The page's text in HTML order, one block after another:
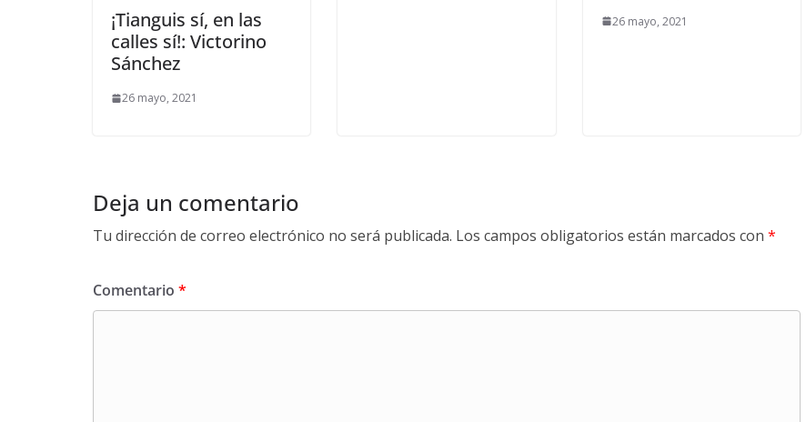
¡Tianguis sí, en las
calles sí!: Victorino
Sánchez
26 mayo, 2021
26 mayo, 2021
Deja un comentario
Tu dirección de correo electrónico no será publicada. Los campos obligatorios están marcados con *
Comentario *